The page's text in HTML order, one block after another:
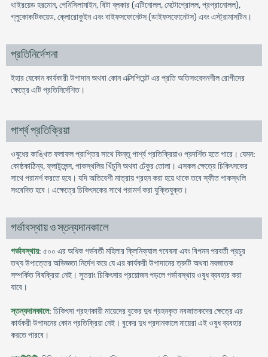
থাইরয়েড হরমোন, পেনিসিলামাইন, বিটা ব্লকার (এটিনোলল, মেটোপ্রোলল, প্রপ্রানোলল),
গ্লুকোকটিকয়েড, ক্লোরোকুইন এবং বাইফসফোনেটস (ডাইফসফোনেটস) এবং এস্ট্রামাসটিন।
প্রতিনির্দেশনা
ইহার যেকোন কার্যকারী উপাদান অথবা কোন এক্সিপিয়েন্ট এর প্রতি অতিসংবেদনশীল রোগীদের
ক্ষেত্রে এটি প্রতিনির্দেশিত।
পার্শ্ব প্রতিক্রিয়া
ওষুধের কাঙ্খিত ফলাফল প্রাপ্তির সাথে কিন্তু পার্শ্ব প্রতিক্রিয়াও প্রদর্শিত হতে পারে। যেমন:
কোষ্ঠকাঠিন্য, ফ্লাটুলেন্স, পাকস্থলির খিঁচুনি অথবা ঢেঁকুর তোলা। এসকল ক্ষেত্রে চিকিৎসকের
সাথে পরামর্শ করতে হবে। যদি অতিবেশী মাত্রায় গ্রহন করা হয়ে থাকে তবে স্ফীত পাকস্থলি
সংবেদিত হবে। এক্ষেত্রে চিকিৎসকের সাথে পরামর্শ করা যুক্তিযুক্ত।
গর্ভাবস্থায় ও স্তন্যদানকালে
গর্ভাবস্থায়: ৫০০ এর অধিক গর্ভবর্তী মহিলার ক্লিনিক্যাল গবেষনা এবং বিপনন পরবর্তী প্রচুর
তথ্য উপাত্তের অভিজ্ঞতা নির্দেশ করে যে এর কার্যকরী উপাদানের ত্রুটি অথবা নবজাতক
সম্পর্কিত বিষক্রিয়া নেই। সুতরাং চিকিৎসার প্রয়োজন পড়লে গর্ভাবস্থায় ওষুধ ব্যবহার করা
যাবে।
স্তন্যদানকালে: চিকিৎসা গ্রহণকারী মায়েদের বুকের দুধ গ্রহনকৃত নবজাতকদের ক্ষেত্রে এর
কার্যকরী উপাদনের কোন প্রতিক্রিয়া নেই। বুকের দুধ প্রদানকালে মায়েরা এই ওষুধ ব্যবহার
করতে পারবে।